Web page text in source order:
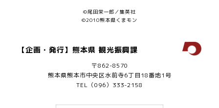
【企画・発行】熊本県 観光振興課
〒862-8570
熊本県熊本市中央区水前寺6丁目18番地1号
TEL（096）333-2158
©尾田栄一郎／集英社
©2010熊本県くまモン